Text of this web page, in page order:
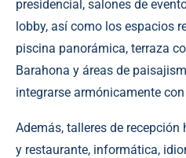
presidencial, salones de
lobby, así como los espacios
piscina panorámica, terraza
Barahona y áreas de
integrarse armónicamente
Además, talleres de
y restaurante, informática,